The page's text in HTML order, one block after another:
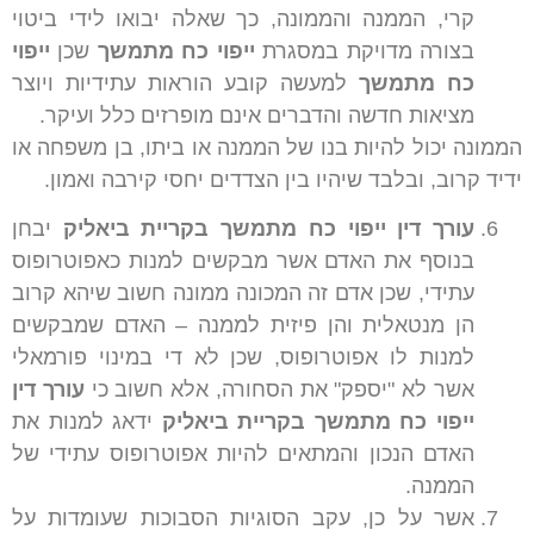
קרי, הממנה והממונה, כך שאלה יבואו לידי ביטוי
בצורה מדויקת במסגרת ייפוי כח מתמשך שכן ייפוי
כח מתמשך למעשה קובע הוראות עתידיות ויוצר
מציאות חדשה והדברים אינם מופרזים כלל ועיקר.
הממונה יכול להיות בנו של הממנה או ביתו, בן משפחה או
ידיד קרוב, ובלבד שיהיו בין הצדדים יחסי קירבה ואמון.
עורך דין ייפוי כח מתמשך בקריית ביאליק יבחן
בנוסף את האדם אשר מבקשים למנות כאפוטרופוס
עתידי, שכן אדם זה המכונה ממונה חשוב שיהא קרוב
הן מנטאלית והן פיזית לממנה – האדם שמבקשים
למנות לו אפוטרופוס, שכן לא די במינוי פורמאלי
אשר לא "יספק" את הסחורה, אלא חשוב כיעורך דין
ייפוי כח מתמשך בקריית ביאליק ידאג למנות את
האדם הנכון והמתאים להיות אפוטרופוס עתידי של
הממנה.
אשר על כן, עקב הסוגיות הסבוכות שעומדות על